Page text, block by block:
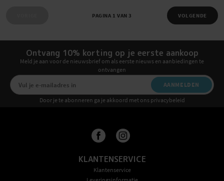
PAGINA 1 VAN 3 VOLGENDE
Ontvang 10% korting op je eerste aankoop
Meld je aan voor de nieuwsbrief om als eerste nieuws en aanbiedingen te
ontvangen
AANMELDEN
Door je te abonneren ga je akkoord met ons privacybeleid
KLANTENSERVICE
Klantenservice